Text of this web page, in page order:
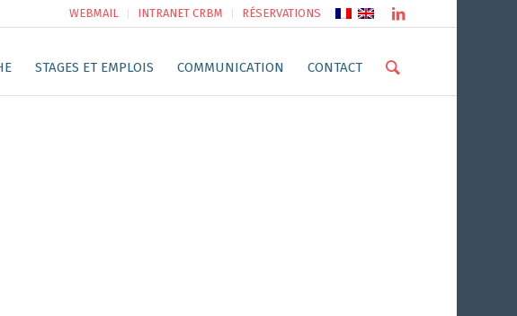
WEBMAIL INTRANET CRBM RÉSERVATIONS
STAGES ET EMPLOIS COMMUNICATION CONTACT